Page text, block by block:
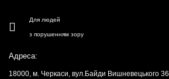
Для людей
з порушенням зору
Адреса:
18000, м. Черкаси, вул.Байди Вишневецького 36